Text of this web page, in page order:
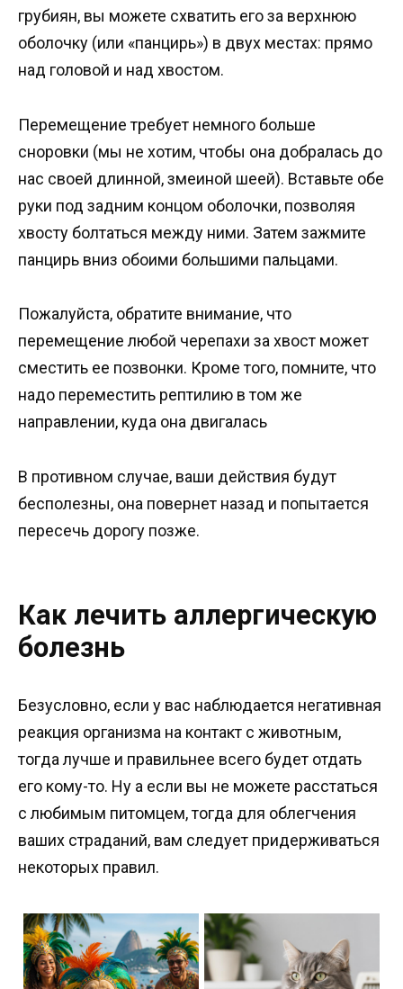
грубиян, вы можете схватить его за верхнюю
оболочку (или «панцирь») в двух местах: прямо
над головой и над хвостом.
Перемещение требует немного больше
сноровки (мы не хотим, чтобы она добралась до
нас своей длинной, змеиной шеей). Вставьте обе
руки под задним концом оболочки, позволяя
хвосту болтаться между ними. Затем зажмите
панцирь вниз обоими большими пальцами.
Пожалуйста, обратите внимание, что
перемещение любой черепахи за хвост может
сместить ее позвонки. Кроме того, помните, что
надо переместить рептилию в том же
направлении, куда она двигалась
В противном случае, ваши действия будут
бесполезны, она повернет назад и попытается
пересечь дорогу позже.
Как лечить аллергическую
болезнь
Безусловно, если у вас наблюдается негативная
реакция организма на контакт с животным,
тогда лучше и правильнее всего будет отдать
его кому-то. Ну а если вы не можете расстаться
с любимым питомцем, тогда для облегчения
ваших страданий, вам следует придерживаться
некоторых правил.